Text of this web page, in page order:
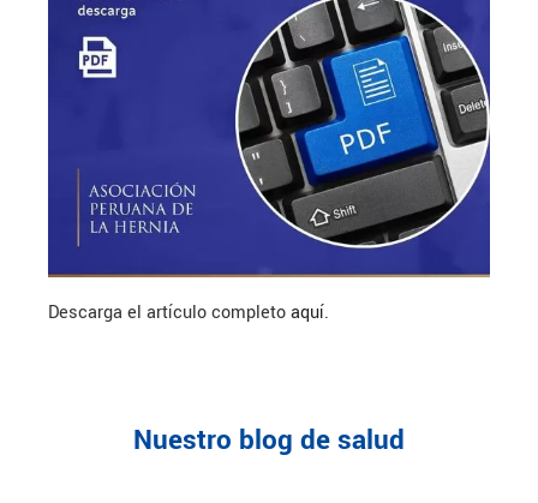
Descarga el artículo completoaquí.
Nuestro blog de salud